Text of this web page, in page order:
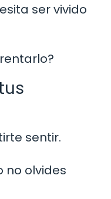
ser vivido
sentir.
no olvides